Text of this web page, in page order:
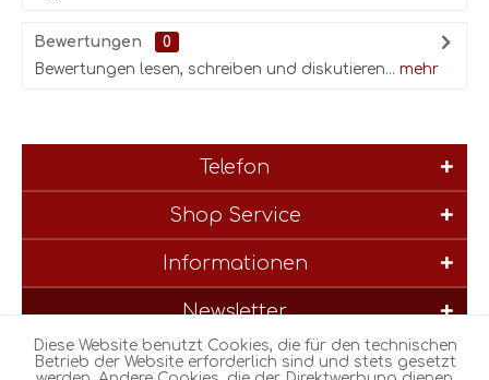
Bewertungen
0
Bewertungen lesen, schreiben und diskutieren... mehr
Telefon
Shop Service
Informationen
Newsletter
* Alle Preise inkl. gesetzl. Mehrwertsteuer zzgl.Versandkostenund
Diese Website benutzt Cookies, die für den technischen
Betrieb der Website erforderlich sind und stets gesetzt